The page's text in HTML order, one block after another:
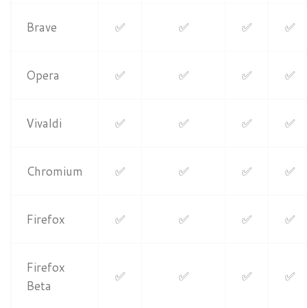
Brave ✅ ✅ ✅ ✅
Opera ✅ ✅ ✅ ✅
Vivaldi ✅ ✅ ✅ ✅
Chromium ✅ ✅ ✅ ✅
Firefox ✅ ✅ ✅ ✅
Firefox
Beta
✅ ✅ ✅ ✅